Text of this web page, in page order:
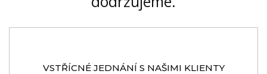
VSTŘÍCNÉ JEDNÁNÍ S NAŠIMI KLIENTY